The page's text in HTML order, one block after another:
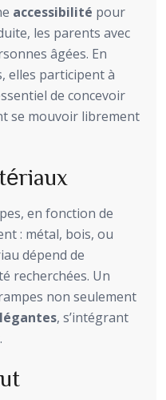
accessibilité pour
les parents avec
âgées. En
elles participent à
de concevoir
se mouvoir librement
en fonction de
: métal, bois, ou
dépend de
recherchées. Un
non seulement
, s’intégrant